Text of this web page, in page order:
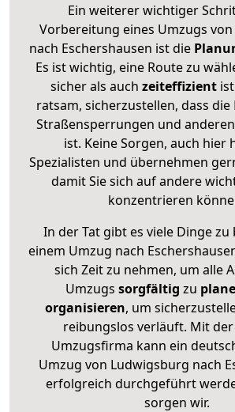
Ein weiterer wichtiger
Vorbereitung eines Umzugs
nach Eschershausen ist die
Es ist wichtig, eine Route zu
sicher als auch zeiteffizient
ratsam, sicherzustellen, dass
Straßensperrungen und
ist. Keine Sorgen, auch hier
Spezialisten und übernehmen
damit Sie sich auf andere
konzentrieren
In der Tat gibt es viele Dinge zu
einem Umzug nach
sich Zeit zu nehmen, um alle
Umzugs sorgfältig zu
organisieren, um
reibungslos verläuft. Mit
Umzugsfirma kann ein
Umzug von Ludwigsburg nach
erfolgreich durchgeführt
sorgen wir.